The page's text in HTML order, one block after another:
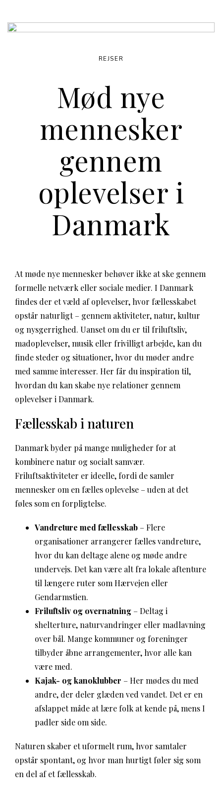
Mød nye
mennesker
gennem
oplevelser i
Danmark
REJSER
At møde nye mennesker behøver ikke at ske gennem
formelle netværk eller sociale medier. I Danmark
findes der et væld af oplevelser, hvor fællesskabet
opstår naturligt – gennem aktiviteter, natur, kultur
og nysgerrighed. Uanset om du er til friluftsliv,
madoplevelser, musik eller frivilligt arbejde, kan du
finde steder og situationer, hvor du møder andre
med samme interesser. Her får du inspiration til,
hvordan du kan skabe nye relationer gennem
oplevelser i Danmark.
Fællesskab i naturen
Danmark byder på mange muligheder for at
kombinere natur og socialt samvær.
Friluftsaktiviteter er ideelle, fordi de samler
mennesker om en fælles oplevelse – uden at det
føles som en forpligtelse.
Vandreture med fællesskab – Flere
organisationer arrangerer fælles vandreture,
hvor du kan deltage alene og møde andre
undervejs. Det kan være alt fra lokale aftenture
til længere ruter som Hærvejen eller
Gendarmstien.
Friluftsliv og overnatning – Deltag i
shelterture, naturvandringer eller madlavning
over bål. Mange kommuner og foreninger
tilbyder åbne arrangementer, hvor alle kan
være med.
Kajak- og kanoklubber – Her mødes du med
andre, der deler glæden ved vandet. Det er en
afslappet måde at lære folk at kende på, mens I
padler side om side.
Naturen skaber et uformelt rum, hvor samtaler
opstår spontant, og hvor man hurtigt føler sig som
en del af et fællesskab.